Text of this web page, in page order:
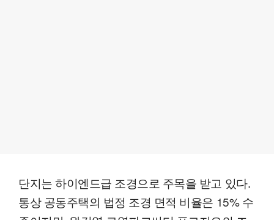
단지는 하이엔드급 조경으로 주목을 받고 있다.
통상 공동주택의 법정 조경 면적 비율은 15% 수